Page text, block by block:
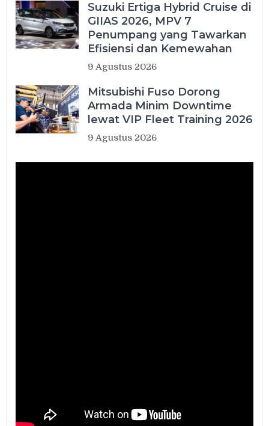
Suzuki Ertiga Hybrid Cruise di
GIIAS 2026, MPV 7
Penumpang yang Tawarkan
Efisiensi dan Kemewahan
9 Agustus 2026
Mitsubishi Fuso Dorong
Armada Minim Downtime
lewat VIP Fleet Training 2026
9 Agustus 2026